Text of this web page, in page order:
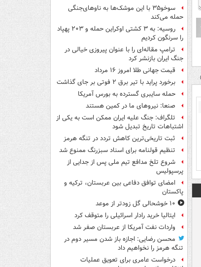
سوخو۳۵ با این موشک‌ها به ناوهای‌جنگی
حمله می‌کند
روسیه: به ۳ کشتی اوکراین حمله و ۲۰۳ پهپاد
را سرنگون کردیم
ترامپ مقاله‌ای را با عنوان پیروزی خیالی در
جنگ ایران بازنشر کرد
قیمت جهانی طلا امروز ۱۶ مرداد
برخورد پراید با تیر برق ۲ فوتی بر جای گذاشت
حمله سایبری گسترده به بورس آمریکا
صنعا: نیروهای ما در کمین‌ هستند
تلگراف: جنگ علیه ایران ممکن است به یکی از
اشتباهات تاریخ تبدیل شود
ثبت تاریخی‌ترین کاهش تردد در تنگه هرمز
تنظیم قولنامه برای اسناد سبزرنگ ممنوع شد
شروع تلخ مدافع تیم ملی پس از جدایی از
پرسپولیس
امضای توافق دفاعی بین عربستان، ترکیه و
پاکستان
۱۰ خوشحالی گل زودتر از موعد
ایتالیا خرید رادار اسرائیلی را متوقف کرد
واردات نفت آمریکا از عربستان صفر شد
محسن رضایی: اجازه باز شدن مسیر دوم در
تنگه هرمز را نخواهیم داد
درخواست عامری برای تعویق عملیات